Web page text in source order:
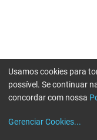
Usamos cookies para
possível. Se continuar
concordar com nossa
Gerenciar Cookies...
Erro ao enviar